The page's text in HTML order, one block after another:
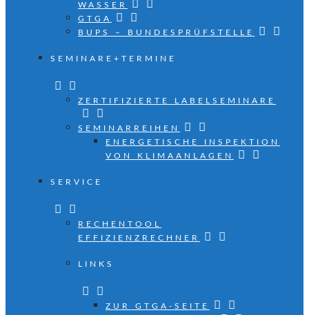
WASSER
GTGA
BUPS – BUNDESPRÜFSTELLE
SEMINARE+TERMINE
ZERTIFIZIERTE LABELSEMINARE
SEMINARREIHEN
ENERGETISCHE INSPEKTION
VON KLIMAANLAGEN
SERVICE
RECHENTOOL
EFFIZIENZRECHNER
LINKS
ZUR GTGA-SEITE